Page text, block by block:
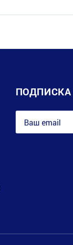
ПОДПИСКА